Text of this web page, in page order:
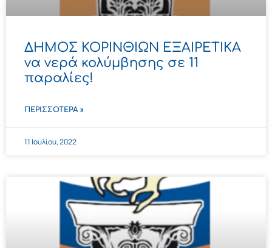
ΔΗΜΟΣ ΚΟΡΙΝΘΙΩΝ ΕΞΑΙΡΕΤΙΚΑ
να νερά κολύμβησης σε 11
παραλίες!
ΠΕΡΙΣΣΌΤΕΡΑ »
11 Ιουλίου, 2022